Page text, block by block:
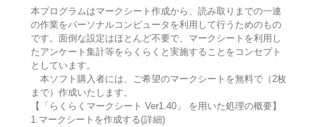
本プログラムはマークシート作成から、読み取りまでの一連
の作業をパーソナルコンピュータを利用して行うためのもの
です。面倒な設定はほとんど不要で、マークシートを利用し
たアンケート集計等をらくらくと実施することをコンセプト
としています。
本ソフト購入者には、ご希望のマークシートを無料で（2枚
まで）作成いたします。
【「らくらくマークシート Ver1.40」 を用いた処理の概要】
1.マークシートを作成する(詳細)